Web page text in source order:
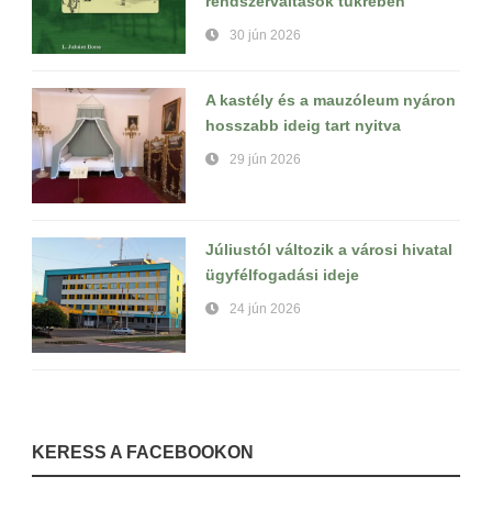
30 jún 2026
A kastély és a mauzóleum nyáron
hosszabb ideig tart nyitva
29 jún 2026
Júliustól változik a városi hivatal
ügyfélfogadási ideje
24 jún 2026
KERESS A FACEBOOKON